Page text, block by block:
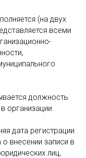
(на двух
всеми
должность
организации.
дата регистрации
о внесении записи в
лиц,